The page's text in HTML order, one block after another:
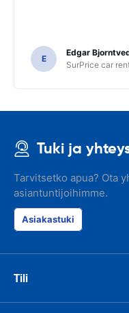
E
Edgar
SurPrice car
Tuki ja
Tarvitsetko apua? Ota
asiantuntijoihimme.
Asiakastuki
Tili